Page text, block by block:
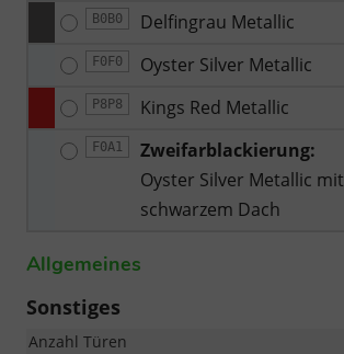
B0B0 Delfingrau Metallic
F0F0 Oyster Silver Metallic
P8P8 Kings Red Metallic
F0A1
Zweifarblackierung:
Oyster Silver Metallic mit
schwarzem Dach
Allgemeines
Sonstiges
Anzahl Türen